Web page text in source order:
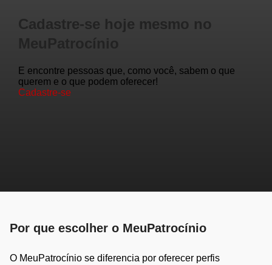
Cadastre-se hoje mesmo no
E encontre pessoas que, como você, sabem o que
querem e o que podem oferecer!
Cadastre-se
Por que escolher o MeuPatrocínio
O MeuPatrocínio se diferencia por oferecer perfis